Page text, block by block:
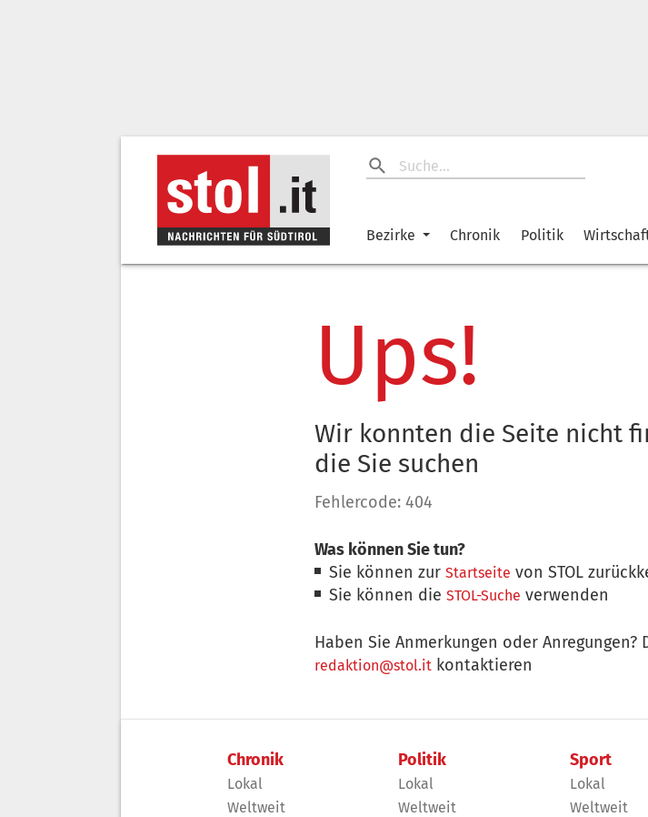
Bezirke Chronik Politik
Ups!
Wir konnten die Seite nicht
die Sie suchen
Fehlercode: 404
Was können Sie tun?
Sie können zurStartseite von STOL
Sie können dieSTOL-Suche verwenden
Haben Sie Anmerkungen oder
redaktion@stol.it kontaktieren
Chronik
Lokal
Weltweit
Politik
Lokal
Weltweit
Sport
Lokal
Weltweit